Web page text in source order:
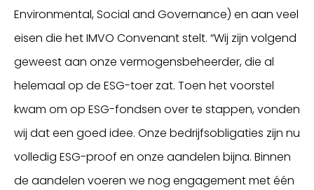
Environmental, Social and Governance) en aan veel
eisen die het IMVO Convenant stelt. “Wij zijn volgend
geweest aan onze vermogensbeheerder, die al
helemaal op de ESG-toer zat. Toen het voorstel
kwam om op ESG-fondsen over te stappen, vonden
wij dat een goed idee. Onze bedrijfsobligaties zijn nu
volledig ESG-proof en onze aandelen bijna. Binnen
de aandelen voeren we nog engagement met één